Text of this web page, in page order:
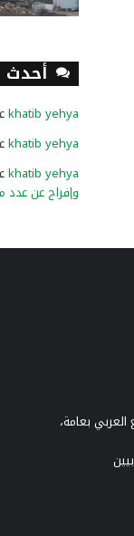
أحدث
khatib yehya
khatib yehya
khatib yehya
وإفراج عن عدد
بعامة،